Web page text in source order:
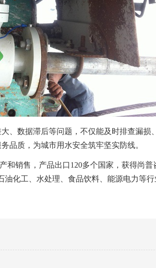
、数据滞后等问题，不仅能及时排查漏损
品质，为城市用水安全筑牢坚实防线。
和销售，产品出口120多个国家，获得尚
化工、水处理、食品饮料、能源电力等